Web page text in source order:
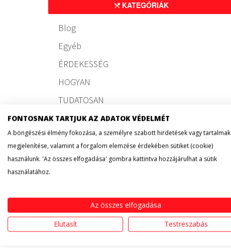
KATEGÓRIÁK
Blog
Egyéb
ÉRDEKESSÉG
HOGYAN
TUDATOSAN
FONTOSNAK TARTJUK AZ ADATOK VÉDELMÉT
A böngészési élmény fokozása, a személyre szabott hirdetések vagy tartalmak
megjelenítése, valamint a forgalom elemzése érdekében sütiket (cookie)
használunk. 'Az összes elfogadása' gombra kattintva hozzájárulhat a sütik
használatához.
Az összes elfogadása
Elutasít
Testreszabás